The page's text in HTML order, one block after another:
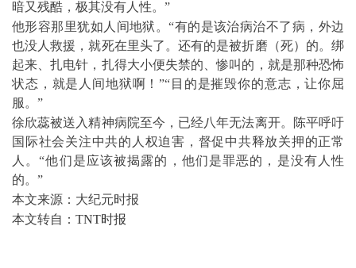
暗又残酷，极其没有人性。”
他形容那里犹如人间地狱。“有的是该治病治不了病，外边
也没人救援，就死在里头了。还有的是被折磨（死）的。绑
起来、扎电针，扎得大小便失禁的、惨叫的，就是那种恐怖
状态，就是人间地狱啊！”“目的是摧毁你的意志，让你屈
服。”
徐欣蕊被送入精神病院至今，已经八年无法离开。陈平呼吁
国际社会关注中共的人权迫害，督促中共释放关押的正常
人。“他们是应该被揭露的，他们是罪恶的，是没有人性
的。”
本文来源：大纪元时报
本文转自： TNT时报